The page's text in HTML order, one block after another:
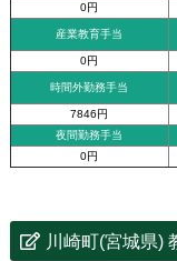
0円
産業教育手当
0円
時間外勤務手当
7846円
夜間勤務手当
0円
川崎町(宮城県)